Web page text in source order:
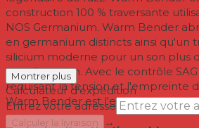
construction 100 % traversante
NOS Germanium. Warm Bender
en germanium distincts ainsi qu'un
silicium moderne pour un son plus
une distorsion. Avec le contrôle
réduisant la tension et l'empreinte
Warm Bender est l'expérience
Montrer plus
Calculateur d'expédition
Entrez votre adresse
Calculer la livraison
→